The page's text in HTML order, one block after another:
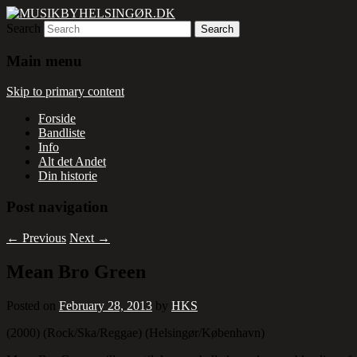
MUSIKBYHELSINGØR.DK
Rytmisk musikhistorie fra 1950´erne til
Search
Main menu
Skip to primary content
Forside
Bandliste
Info
Alt det Andet
Din historie
Post navigation
← Previous Next →
Mean Bro Green
Posted on February 28, 2013 by HKS
(2000) (Rock/Ska/Reggae) (Helsingør/København)